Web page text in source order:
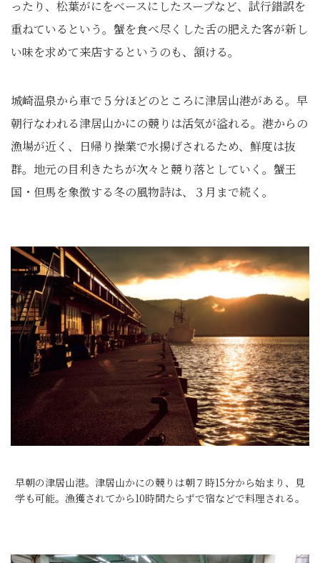
ったり、松葉がにをベースにしたスープなど、試行錯誤を
重ねているという。蟹を食べ尽くした舌の肥えた客が新し
い味を求めて来店するというのも、頷ける。
城崎温泉から車で５分ほどのところに津居山港がある。早
朝行なわれる津居山かにの競りは活気が溢れる。港からの
漁場が近く、日帰り操業で水揚げされるため、鮮度は抜
群。地元の目利きたちが次々と競り落としていく。蟹王
国・但馬を象徴する冬の風物詩は、３月まで続く。
早朝の津居山港。津居山かにの競りは朝７時15分から始まり、見
学も可能。漁獲されてから10時間たらずで宿などで料理される。